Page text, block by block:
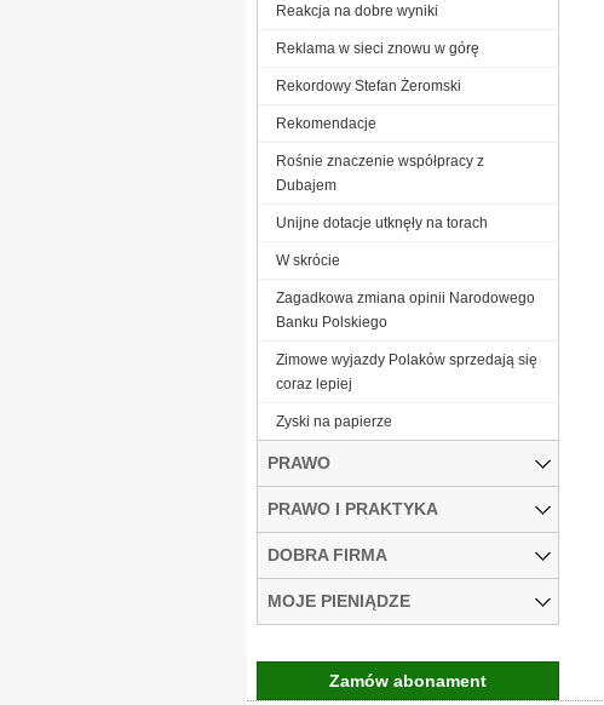
Reakcja na dobre wyniki
Reklama w sieci znowu w górę
Rekordowy Stefan Żeromski
Re­ko­men­da­cje
Rośnie znaczenie współpracy z
Dubajem
Unijne dotacje utknęły na torach
W skrócie
Zagadkowa zmiana opinii Narodowego
Banku Polskiego
Zimowe wyjazdy Polaków sprzedają się
coraz lepiej
Zyski na papierze
PRAWO
PRAWO I PRAKTYKA
DOBRA FIRMA
MOJE PIENIĄDZE
Zamów abonament